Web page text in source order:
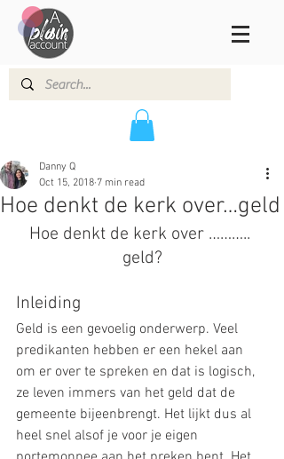
Hoe denkt de kerk over…geld
Danny Q
Oct 15, 2018 7 min read
Hoe denkt de kerk over ………..
geld?
Inleiding
Geld is een gevoelig onderwerp. Veel
predikanten hebben er een hekel aan
om er over te spreken en dat is logisch,
ze leven immers van het geld dat de
gemeente bijeenbrengt. Het lijkt dus al
heel snel alsof je voor je eigen